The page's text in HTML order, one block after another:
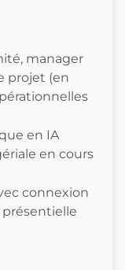
manager
projet (en
en IA
en cours
connexion